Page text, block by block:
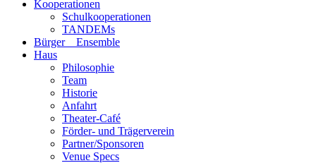
Kooperationen
Schulkooperationen
TANDEMs
Bürger__Ensemble
Haus
Philosophie
Team
Historie
Anfahrt
Theater-Café
Förder- und Trägerverein
Partner/Sponsoren
Venue Specs